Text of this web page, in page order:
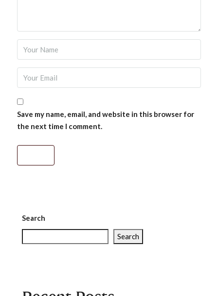
Save my name, email, and website in this browser for
the next time I comment.
Search
Search